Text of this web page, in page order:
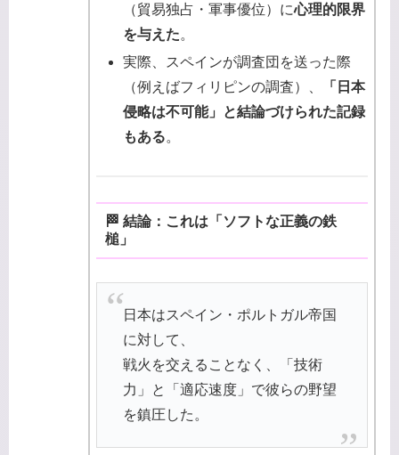
（貿易独占・軍事優位）に心理的限界
を与えた。
実際、スペインが調査団を送った際
（例えばフィリピンの調査）、
「日本
侵略は不可能」と結論づけられた記録
もある。
🏁 結論：これは「ソフトな正義の鉄
槌」
日本はスペイン・ポルトガル帝国
に対して、
戦火を交えることなく、「技術
力」と「適応速度」で彼らの野望
を鎮圧した。